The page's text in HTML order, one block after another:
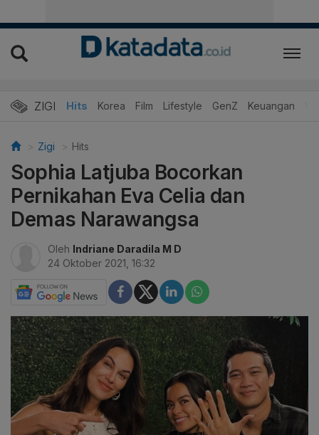
ZIGI Hits Korea Film Lifestyle GenZ Keuangan
Zigi Hits
Sophia Latjuba Bocorkan
Pernikahan Eva Celia dan
Demas Narawangsa
Oleh Indriane Daradila M D
24 Oktober 2021, 16:32